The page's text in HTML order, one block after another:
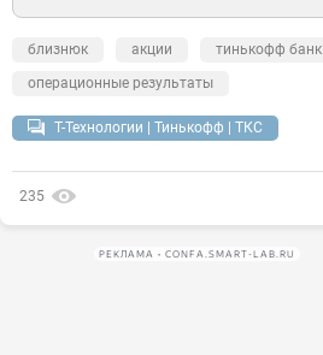
близнюк акции
тинькофф банк
операционные результаты
Т-Технологии | Тинькофф | ТКС
235
РЕКЛАМА • CONFA.SMART-LAB.RU